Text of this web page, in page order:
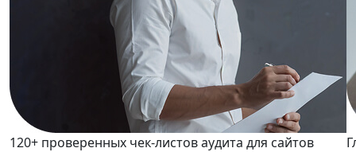
120+ проверенных чек-листов аудита для сайтов